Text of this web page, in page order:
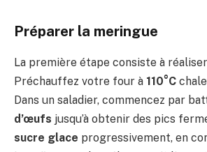
Préparer la meringue
La première étape consiste à
Préchauffez votre four à 110°C
Dans un saladier, commencez par
d’œufs jusqu’à obtenir des pics
sucre glace progressivement, en